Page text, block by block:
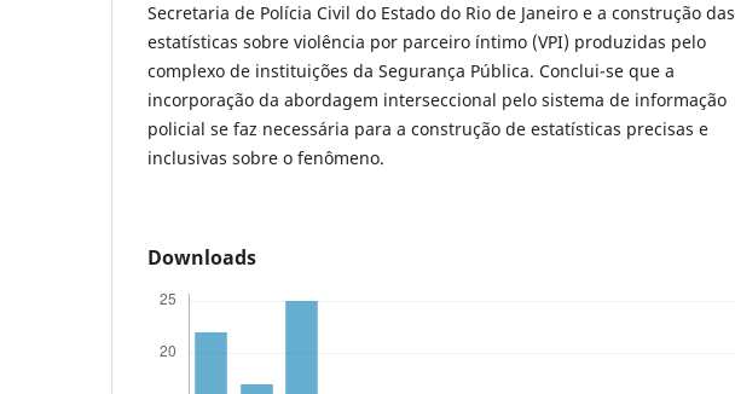
Secretaria de Polícia Civil do Estado do Rio de Janeiro e a construção das
estatísticas sobre violência por parceiro íntimo (VPI) produzidas pelo
complexo de instituições da Segurança Pública. Conclui-se que a
incorporação da abordagem interseccional pelo sistema de informação
policial se faz necessária para a construção de estatísticas precisas e
inclusivas sobre o fenômeno.
Downloads